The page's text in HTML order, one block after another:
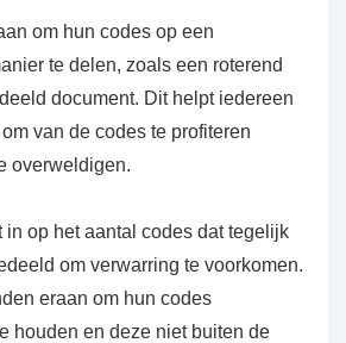
om hun codes op een
te delen, zoals een roterend
document. Dit helpt iedereen
van de codes te profiteren
overweldigen.
in op het aantal codes dat tegelijk
om verwarring te voorkomen.
eraan om hun codes
houden en deze niet buiten de